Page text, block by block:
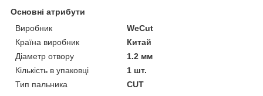
Основні атрибути
Виробник
WeCut
Країна виробник
Китай
Діаметр отвору
1.2 мм
Кількість в упаковці
1 шт.
Тип пальника
CUT